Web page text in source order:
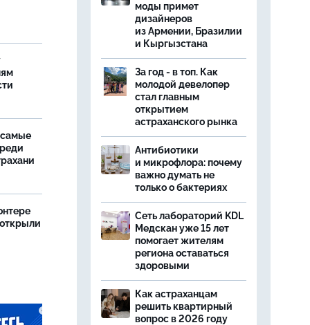
моды примет
дизайнеров
из Армении, Бразилии
и Кыргызстана
За год - в топ. Как
молодой девелопер
стал главным
открытием
астраханского рынка
Антибиотики
и микрофлора: почему
важно думать не
только о бактериях
Сеть лабораторий KDL
Медскан уже 15 лет
помогает жителям
региона оставаться
здоровыми
Как астраханцам
решить квартирный
вопрос в 2026 году